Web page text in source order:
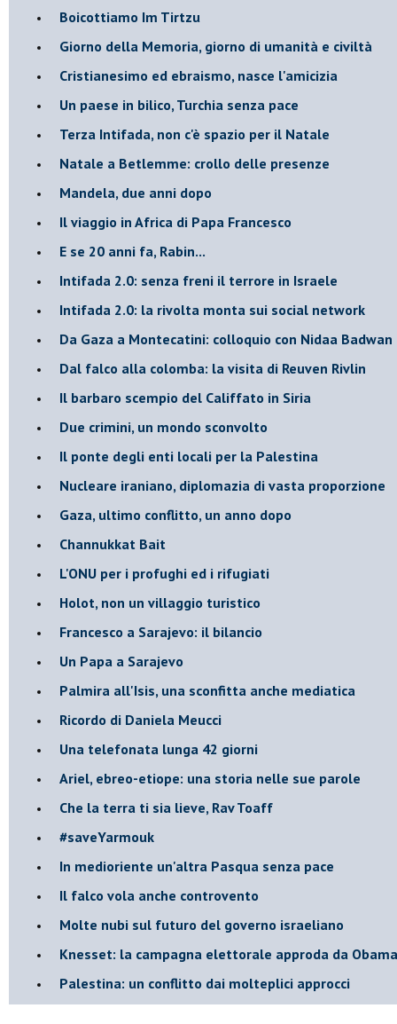
Boicottiamo Im Tirtzu
Giorno della Memoria, giorno di umanità e civiltà
Cristianesimo ed ebraismo, nasce l'amicizia
Un paese in bilico, Turchia senza pace
Terza Intifada, non c'è spazio per il Natale
Natale a Betlemme: crollo delle presenze
Mandela, due anni dopo
Il viaggio in Africa di Papa Francesco
E se 20 anni fa, Rabin...
Intifada 2.0: senza freni il terrore in Israele
Intifada 2.0: la rivolta monta sui social network
Da Gaza a Montecatini: colloquio con Nidaa Badwan
Dal falco alla colomba: la visita di Reuven Rivlin
Il barbaro scempio del Califfato in Siria
Due crimini, un mondo sconvolto
Il ponte degli enti locali per la Palestina
Nucleare iraniano, diplomazia di vasta proporzione
Gaza, ultimo conflitto, un anno dopo
Channukkat Bait
L'ONU per i profughi ed i rifugiati
Holot, non un villaggio turistico
Francesco a Sarajevo: il bilancio
Un Papa a Sarajevo
Palmira all'Isis, una sconfitta anche mediatica
Ricordo di Daniela Meucci
​Una telefonata lunga 42 giorni
​Ariel, ebreo-etiope: una storia nelle sue parole
Che la terra ti sia lieve, Rav Toaff
​#saveYarmouk
​In medioriente un'altra Pasqua senza pace
​Il falco vola anche controvento
Molte nubi sul futuro del governo israeliano
Knesset: la campagna elettorale approda da Obama
Palestina: un conflitto dai molteplici approcci